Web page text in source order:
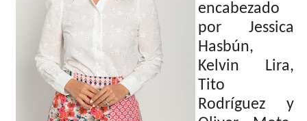
encabezado
por Jessica
Hasbún,
Kelvin Lira,
Tito
Rodríguez y